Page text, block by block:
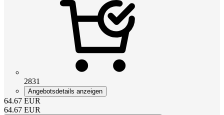
2831
Angebotsdetails anzeigen
64.67 EUR
64.67 EUR